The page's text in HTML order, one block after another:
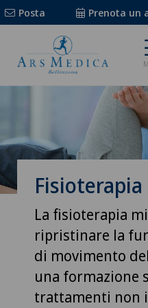
Posta Prenota un
Fisioterapia
La fisioterapia
ripristinare la
di movimento
una formazione
trattamenti non